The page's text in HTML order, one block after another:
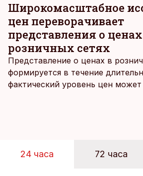
Широкомасштабное
цен переворачивает
представления о
розничных сетях
Представление о ценах в
формируется в течение
фактический уровень цен может
24 часа 72 часа